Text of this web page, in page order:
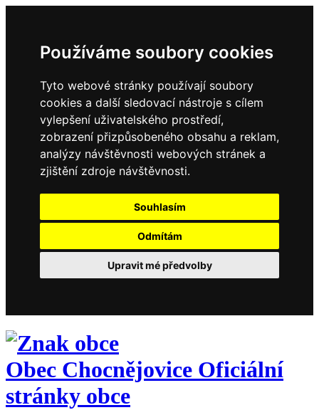
Používáme soubory cookies
Tyto webové stránky používají soubory
cookies a další sledovací nástroje s cílem
vylepšení uživatelského prostředí,
zobrazení přizpůsobeného obsahu a reklam,
analýzy návštěvnosti webových stránek a
zjištění zdroje návštěvnosti.
Souhlasím
Odmítám
Upravit mé předvolby
Obec Chocnějovice Oficiální
stránky obce